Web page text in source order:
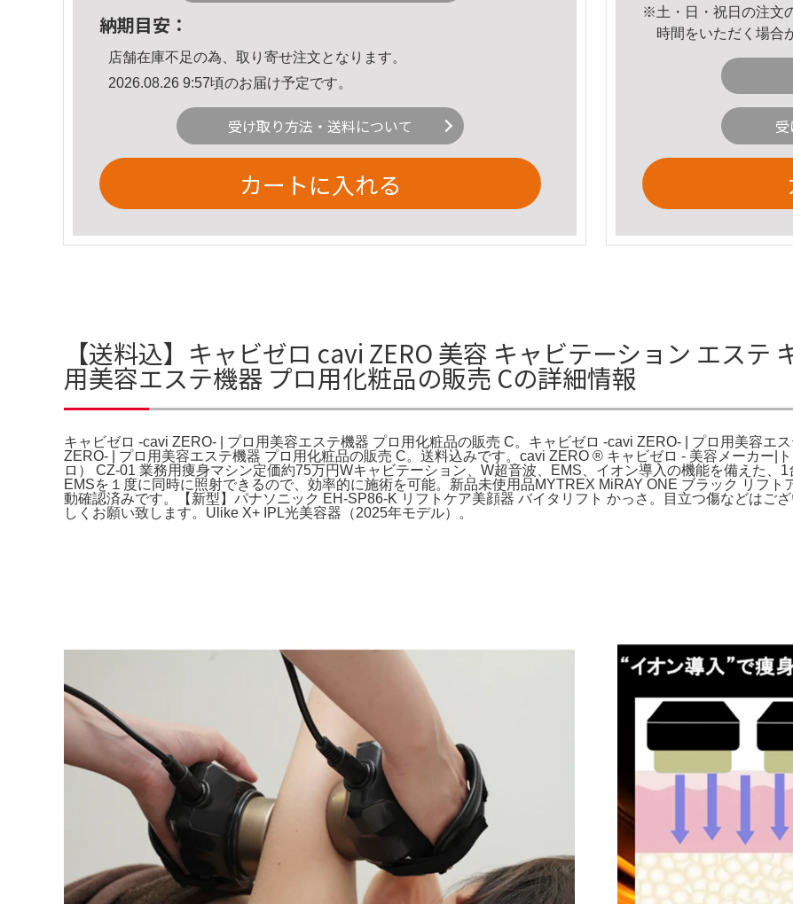
納期目安：
店舗在庫不足の為、取り寄せ注文となります。
2026.08.26 9:57頃のお届け予定です。
受け取り方法・送料について
カートに入れる
※土・日・祝日の注文
時間をいただく場合
【送料込】キャビゼロ cavi ZERO 美容 キャビテーション エステ
用美容エステ機器 プロ用化粧品の販売 Cの詳細情報
キャビゼロ -cavi ZERO- | プロ用美容エステ機器 プロ用化粧品の販売 C。キャビゼロ -cavi ZERO- | プロ用美容エ
ZERO- | プロ用美容エステ機器 プロ用化粧品の販売 C。送料込みです。cavi ZERO ® キャビゼロ - 美容メーカー|
ロ） CZ-01 業務用痩身マシン定価約75万円Wキャビテーション、W超音波、EMS、イオン導入の機能を備えた、
EMSを１度に同時に照射できるので、効率的に施術を可能。新品未使用品MYTREX MiRAY ONE ブラック リフ
動確認済みです。【新型】パナソニック EH-SP86-K リフトケア美顔器 バイタリフト かっさ。目立つ傷などはご
しくお願い致します。Ulike X+ IPL光美容器（2025年モデル）。